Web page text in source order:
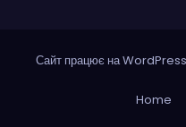
Сайт працює на WordPress
Home